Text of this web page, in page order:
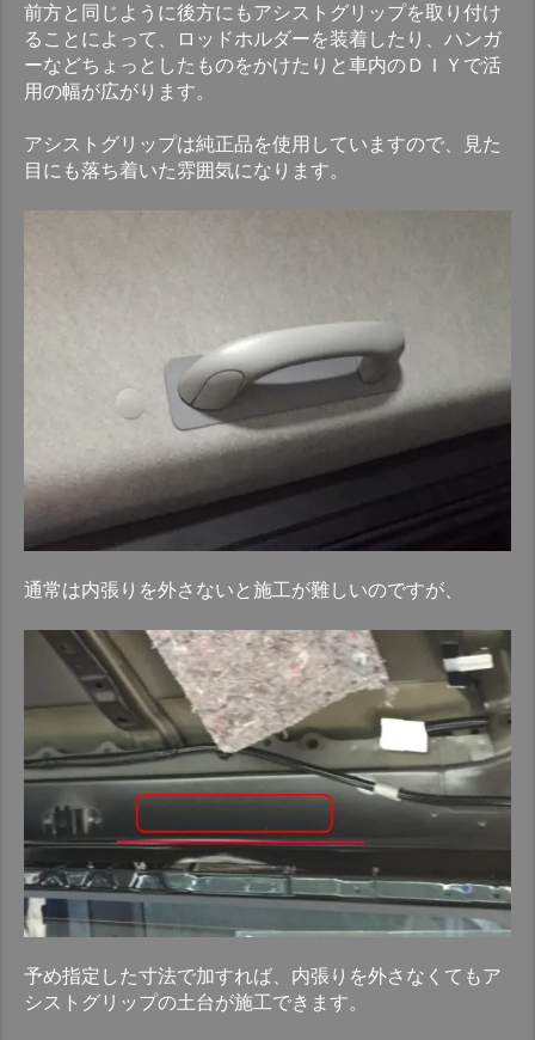
前方と同じように後方にもアシストグリップを取り付け
ることによって、ロッドホルダーを装着したり、ハンガ
ーなどちょっとしたものをかけたりと車内のＤＩＹで活
用の幅が広がります。
アシストグリップは純正品を使用していますので、見た
目にも落ち着いた雰囲気になります。
通常は内張りを外さないと施工が難しいのですが、
予め指定した寸法で加すれば、内張りを外さなくてもア
シストグリップの土台が施工できます。